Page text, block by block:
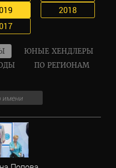
2018
ЮНЫЕ ХЕНДЛЕРЫ
ПО РЕГИОНАМ